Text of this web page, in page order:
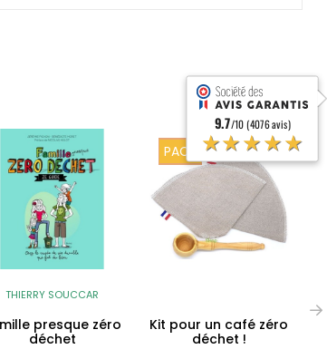
THIERRY SOUCCAR
presque zéro
déchet
PACK
Kit pour un café zéro
déchet !
9.7/10 (4076 avis)
★★★★★